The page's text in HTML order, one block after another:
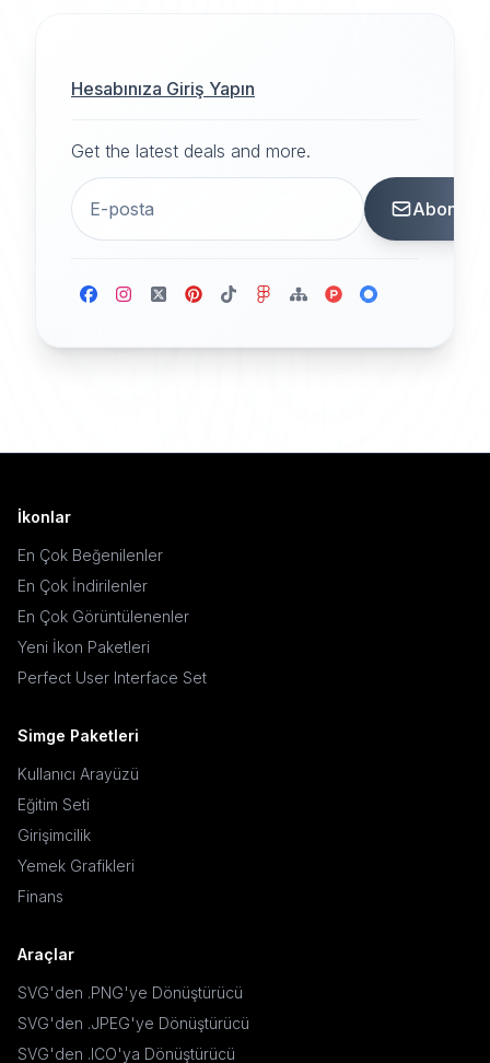
Hesabınıza Giriş Yapın
Get the latest deals and more.
Abone
İkonlar
En Çok Beğenilenler
En Çok İndirilenler
En Çok Görüntülenenler
Yeni İkon Paketleri
Perfect User Interface Set
Simge Paketleri
Kullanıcı Arayüzü
Eğitim Seti
Girişimcilik
Yemek Grafikleri
Finans
Araçlar
SVG'den .PNG'ye Dönüştürücü
SVG'den .JPEG'ye Dönüştürücü
SVG'den .ICO'ya Dönüştürücü